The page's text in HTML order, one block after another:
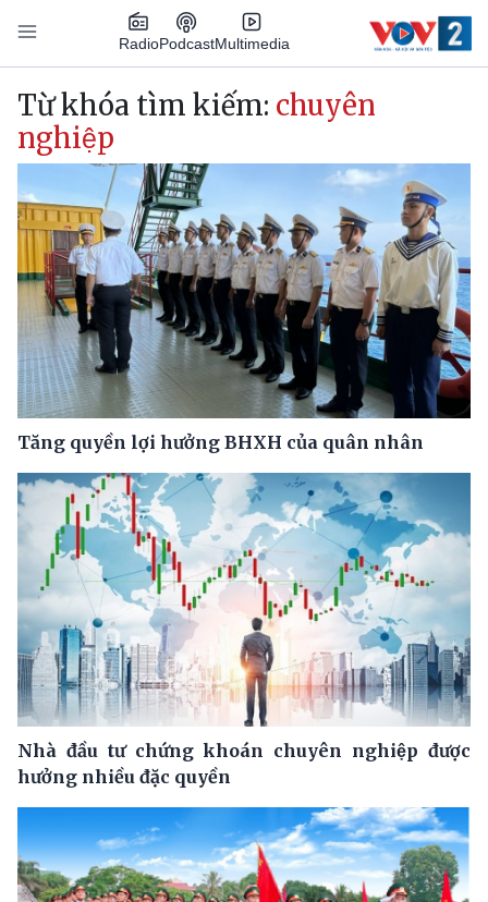
Nhảy đến nội dung
RadioPodcastMultimedia
Main navigation
Từ khóa tìm kiếm: chuyên
nghiệp
Tăng quyền lợi hưởng BHXH của quân nhân
Nhà đầu tư chứng khoán chuyên nghiệp được
hưởng nhiều đặc quyền